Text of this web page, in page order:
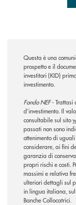
Questa è una
prospetto e il
investitori (KID)
investimento.
Fondo NEF- Trattasi
d’investimento. Il
consultabile sul sito
passati non sono
ottenimento di
considerare, ai fini
garanzia di
propri rischi e costi.
massimi e relativa
ulteriori dettagli sul
in lingua italiana,
Banche Collocatrici.